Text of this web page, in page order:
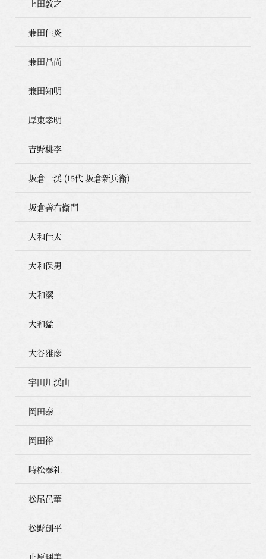
上田敦之
兼田佳炎
兼田昌尚
兼田知明
厚東孝明
吉野桃李
坂倉一渓 (15代 坂倉新兵衛)
坂倉善右衛門
大和佳太
大和保男
大和潔
大和猛
大谷雅彦
宇田川渓山
岡田泰
岡田裕
時松泰礼
松尾邑華
松野創平